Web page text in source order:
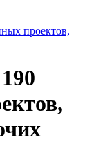
проектов,